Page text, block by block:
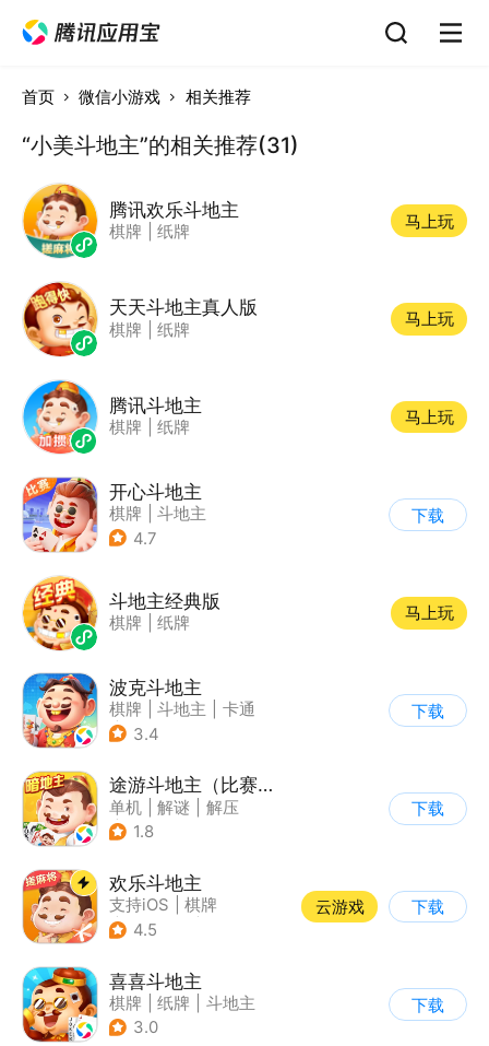
首页 微信小游戏 相关推荐
“小美斗地主”的相关推荐(31)
腾讯欢乐斗地主
棋牌 纸牌
马上玩
天天斗地主真人版
棋牌 纸牌
马上玩
腾讯斗地主
棋牌 纸牌
马上玩
开心斗地主
棋牌
斗地主
4.7
下载
斗地主经典版
棋牌 纸牌
马上玩
波克斗地主
棋牌 斗地主
卡通
| 休闲益智
3.4
下载
途游斗地主（比赛版）
单机 解谜
解压
| 匹配对战
1.8
下载
欢乐斗地主
支持iOS
棋牌
| 即时战略
4.5
云游戏 下载
喜喜斗地主
棋牌 纸牌
斗地主
3.0
下载